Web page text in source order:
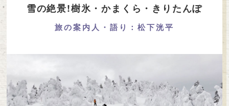
雪の絶景!樹氷・かまくら・きりたんぽ
旅の案内人・語り：松下洸平